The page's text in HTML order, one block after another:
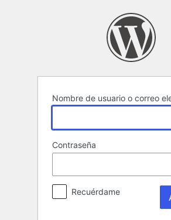
Nombre de usuario o correo
Contraseña
Recuérdame